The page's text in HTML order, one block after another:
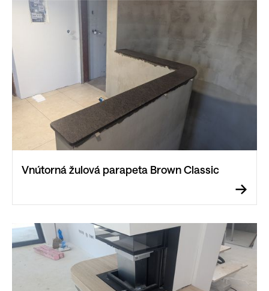
Vnútorná žulová parapeta Brown Classic